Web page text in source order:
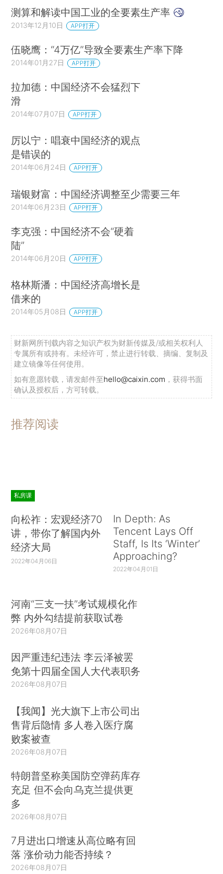
测算和解读中国工业的全要素生产率
2013年12月10日 APP打开
伍晓鹰：“4万亿”导致全要素生产率下降
2014年01月27日 APP打开
拉加德：中国经济不会猛烈下
滑
2014年07月07日 APP打开
厉以宁：唱衰中国经济的观点
是错误的
2014年06月24日 APP打开
瑞银财富：中国经济调整至少需要三年
2014年06月23日 APP打开
李克强：中国经济不会“硬着
陆”
2014年06月20日 APP打开
格林斯潘：中国经济高增长是
借来的
2014年05月08日 APP打开
财新网所刊载内容之知识产权为财新传媒及/或相关权利人
专属所有或持有。未经许可，禁止进行转载、摘编、复制及
建立镜像等任何使用。
如有意愿转载，请发邮件至hello@caixin.com ，获得书面
确认及授权后，方可转载。
推荐阅读
私房课
向松祚：宏观经济70
讲，带你了解国内外
经济大局
2022年04月06日
In Depth: As
Tencent Lays Off
Staff, Is Its ‘Winter’
Approaching?
2022年04月01日
河南“三支一扶”考试规模化作
弊 内外勾结提前获取试卷
2026年08月07日
因严重违纪违法 李云泽被罢
免第十四届全国人大代表职务
2026年08月07日
【我闻】光大旗下上市公司出
售背后隐情 多人卷入医疗腐
败案被查
2026年08月07日
特朗普坚称美国防空弹药库存
充足 但不会向乌克兰提供更
多
2026年08月07日
7月进出口增速从高位略有回
落 涨价动力能否持续？
2026年08月07日